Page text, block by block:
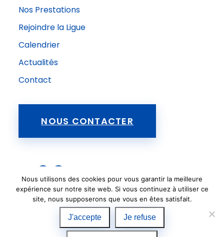
Nos Prestations
Rejoindre la Ligue
Calendrier
Actualités
Contact
NOUS CONTACTER
Suivez-nous sur Facebook !
#liguecorse #ffse
Mentions légales Cookies FAQ
Nous utilisons des cookies pour vous garantir la meilleure
expérience sur notre site web. Si vous continuez à utiliser ce
site, nous supposerons que vous en êtes satisfait.
J'accepte Je refuse